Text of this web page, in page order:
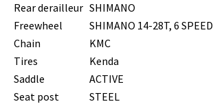
Rear derailleur SHIMANO
Freewheel
SHIMANO 14-28T, 6 SPEED
Chain
KMC
Tires
Kenda
Saddle
ACTIVE
Seat post
STEEL